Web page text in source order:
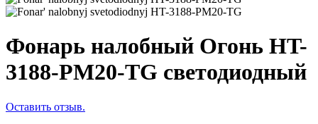
Фонарь налобный Огонь HT-
3188-PM20-TG светодиодный
Оставить отзыв.